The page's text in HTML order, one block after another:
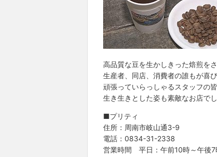
高品質な豆を生かしきった焙煎を
生産者、同店、消費者の誰もが喜
頑張っていらっしゃるスタッフの
生き生きとした姿も素敵なお店でし
■プリティ
住所：周南市岐山通3-9
電話：0834-31-2338
営業時間 平日：午前10時～午後7